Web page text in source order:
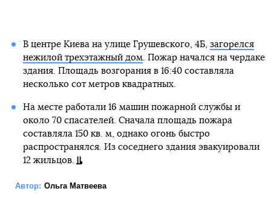
В центре Киева на улице Грушевского, 4Б, загорелся
нежилой трехэтажный дом. Пожар начался на чердаке
здания. Площадь возгорания в 16:40 составляла
несколько сот метров квадратных.
На месте работали 16 машин пожарной службы и
около 70 спасателей. Сначала площадь пожара
составляла 150 кв. м, однако огонь быстро
распространялся. Из соседнего здания эвакуировали
12 жильцов.
Автор: Ольга Матвеева